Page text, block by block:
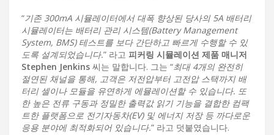
“기존 300mA 시뮬레이터에서 대폭 향상된 당사의 5A 배터리
시뮬레이터는 배터리 관리 시스템(Battery Management
System, BMS) 테스트를 보다 간단하고 빠르게 수행할 수 있
도록 설계되었습니다.” 라고 피커링 시뮬레이션 제품 매니저
Stephen Jenkins 씨는 말합니다. 그는 “최대 4개의 완전히
절연된 채널을 통해, 고객은 저전압부터 고전압 스택까지 배
터리 셀이나 모듈을 유연하게 에뮬레이션할 수 있습니다. 또
한 높은 전류 구동과 정밀한 출력값 읽기 기능을 결합한 컴팩
트한 플랫폼으로 전기자동차(EV) 및 에너지 저장 등 까다로운
응용 분야에 최적화되어 있습니다.” 라고 덧붙였습니다.